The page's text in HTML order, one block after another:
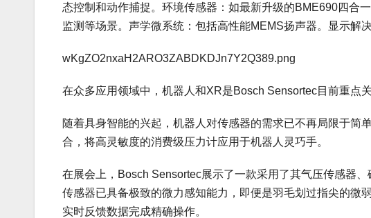
态控制和动作捕捉。环境传感器：如最新升级的BME690四合
监测等场景。声学微系统：包括高性能MEMS扬声器。显示解
wKgZO2nxaH2ARO3ZABDKDJn7Y2Q389.png
在众多应用领域中，机器人和XR是Bosch Sensortec目前重点
随着具身智能的兴起，机器人对传感器的需求已不再局限于简
合，将高灵敏度的消费级压力计应用于机器人灵巧手。
在展会上，Bosch Sensortec展示了一款采用了其气压传感器
传感器已具备极致的微力感知能力，即便是羽毛划过指尖的微
实时反馈数据完成精确操作。